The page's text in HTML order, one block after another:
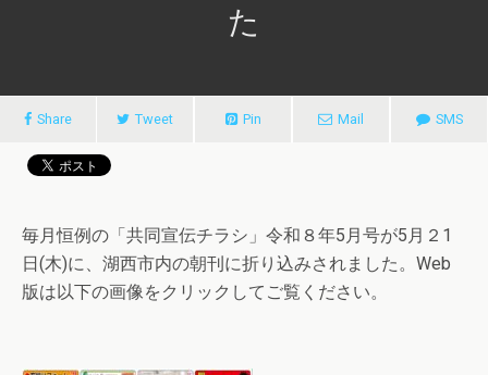
た
Share Tweet Pin Mail SMS
毎月恒例の「共同宣伝チラシ」令和８年5月号が5月２1
日(木)に、湖西市内の朝刊に折り込みされました。Web
版は以下の画像をクリックしてご覧ください。